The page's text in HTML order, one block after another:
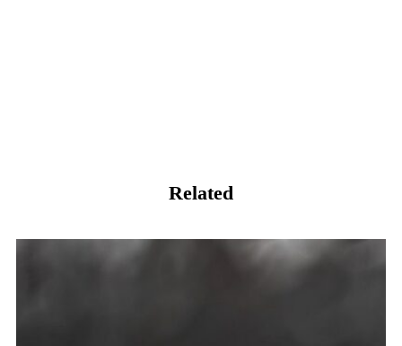
Related